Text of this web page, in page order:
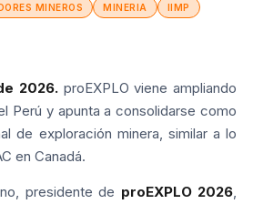
MINEROS MINERIA IIMP
2026. proEXPLO viene ampliando
Perú y apunta a consolidarse como
de exploración minera, similar a lo
en Canadá.
presidente de proEXPLO 2026,